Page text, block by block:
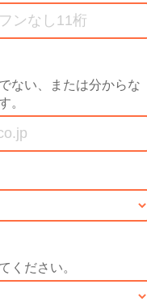
ない、または分からな
。
ください。